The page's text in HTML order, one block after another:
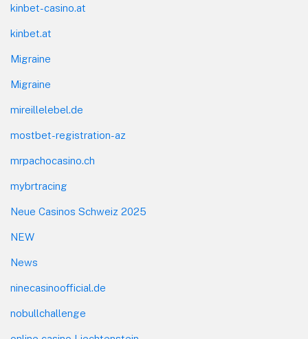
kinbet-casino.at
kinbet.at
Migraine
Migraine
mireillelebel.de
mostbet-registration-az
mrpachocasino.ch
mybrtracing
Neue Casinos Schweiz 2025
NEW
News
ninecasinoofficial.de
nobullchallenge